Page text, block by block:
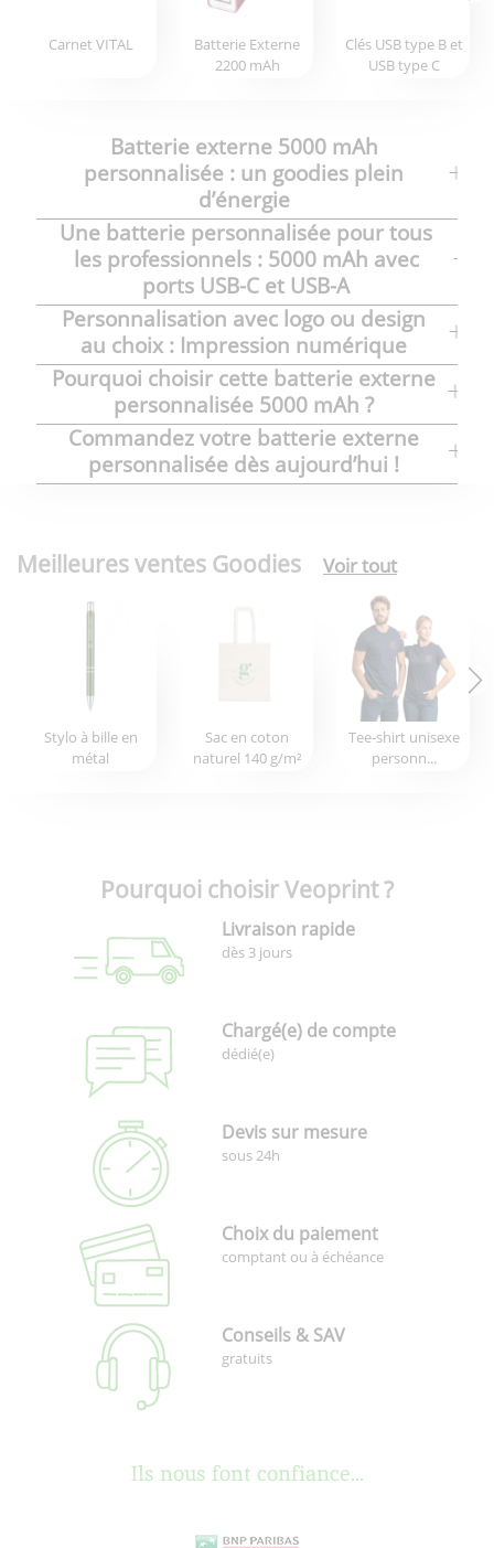
Carnet VITAL
Batterie Externe
2200 mAh
Clés USB type B et
USB type C
Batterie externe 5000 mAh
personnalisée : un goodies plein
d’énergie
Une batterie personnalisée pour tous
les professionnels : 5000 mAh avec
ports USB-C et USB-A
Personnalisation avec logo ou design
au choix : Impression numérique
Pourquoi choisir cette batterie externe
personnalisée 5000 mAh ?
Commandez votre batterie externe
personnalisée dès aujourd’hui !
Meilleures ventes Goodies Voir tout
Stylo à bille en
métal
Sac en coton
naturel 140 g/m²
Tee-shirt unisexe
personn...
Pourquoi choisir Veoprint ?
Livraison rapide
dès 3 jours
Chargé(e) de compte
dédié(e)
Devis sur mesure
sous 24h
Choix du paiement
comptant ou à échéance
Conseils & SAV
gratuits
Ils nous font confiance...